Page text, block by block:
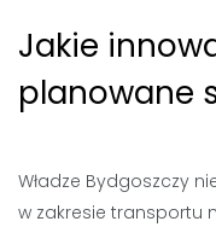
Jakie
planowane
Władze Bydgoszczy
w zakresie transportu